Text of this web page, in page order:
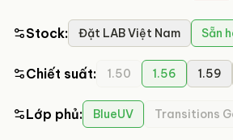
Stock: Đặt LAB Việt Nam Sẵn
Chiết suất: 1.50 1.56 1.59
Lớp phủ: BlueUV Transitions